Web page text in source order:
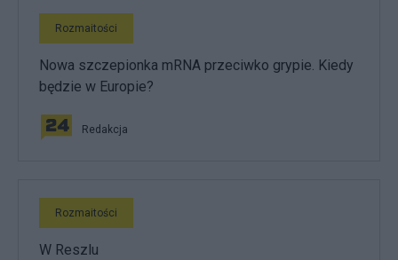
Rozmaitości
Nowa szczepionka mRNA przeciwko grypie. Kiedy
będzie w Europie?
Redakcja
Rozmaitości
W Reszlu